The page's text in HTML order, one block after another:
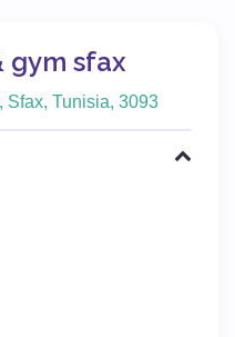
gym sfax
Sfax, Tunisia, 3093